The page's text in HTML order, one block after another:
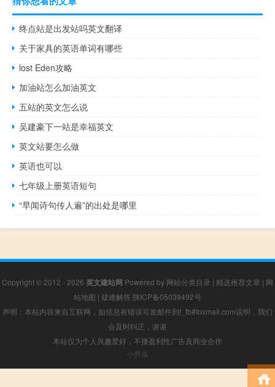
终点站是出发站吗英文翻译
关于家具的英语单词有哪些
lost Eden攻略
加油站怎么加油英文
五站的英文怎么说
吴建豪下一站是幸福英文
英文站要怎么做
英语也可以
七年级上册英语短句
“早闻诗句传人遍”的出处是哪里
Copyright © 2012 - 2026 英文建站网 Powered by 网站分类目录 | 精选推荐文章 | 网
站地图 | 疑难解答 陕ICP备05039492号
声明：本站内容来自互联网，如信息有错误可发邮件到f_fb#foxmail.com说明，我们
会及时纠正，谢谢
本站仅为个人兴趣爱好，不接盈利性广告及商业合作
小男孩